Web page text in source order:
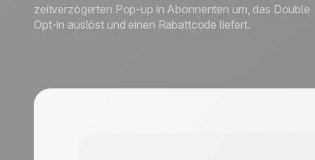
zeitverzögerten Pop-up in Abonnenten um, das Double
Opt-in auslöst und einen Rabattcode liefert.